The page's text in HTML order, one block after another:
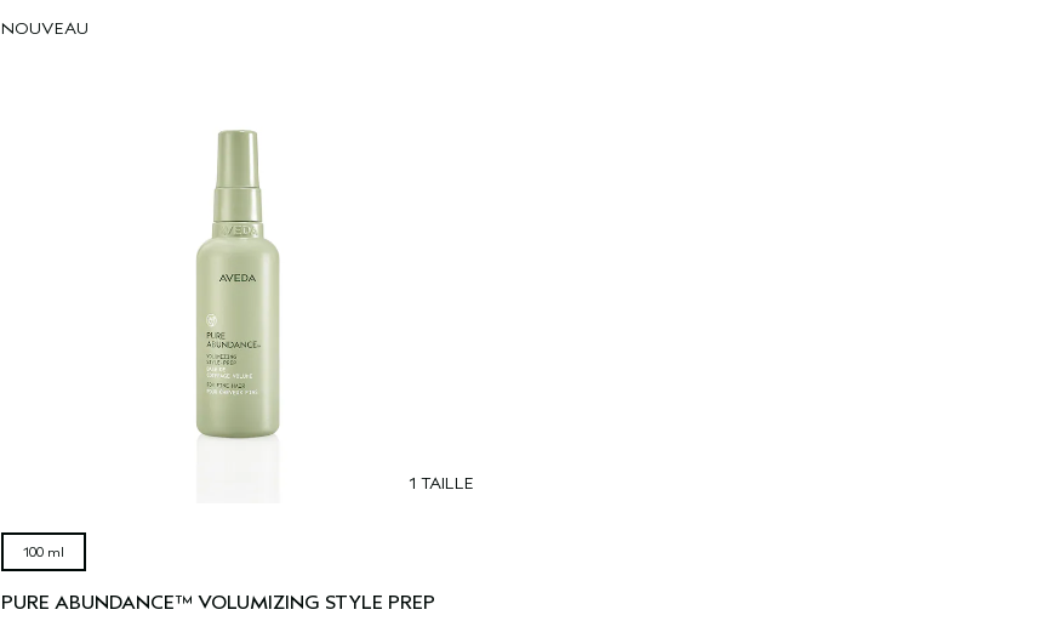
NOUVEAU
1 TAILLE
100 ml
PURE ABUNDANCE™ VOLUMIZING STYLE PREP